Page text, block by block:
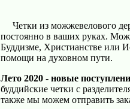
Четки из можжевелового
постоянно в ваших руках.
Буддизме, Христианстве или
помощи на духовном пути.
Лето 2020 - новые
буддийские четки с
также мы можем отправить